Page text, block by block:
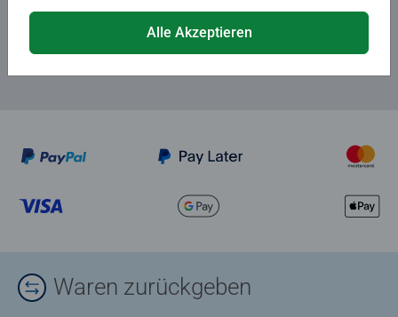
... und 5 € Gutschein sichern!
Waren zurückgeben
Alle Akzeptieren